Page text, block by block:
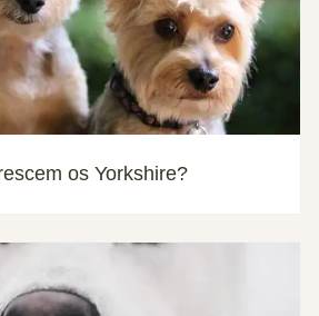
os Yorkshire?